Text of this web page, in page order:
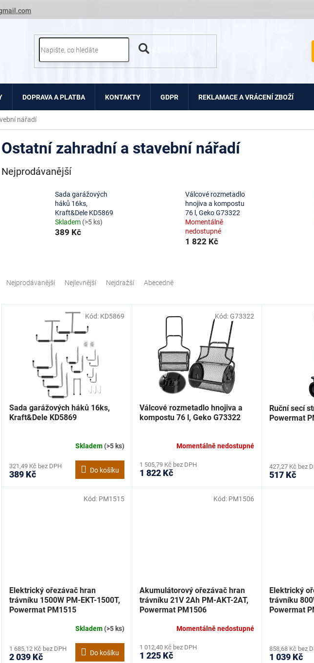
DOPRAVA A PLATBA KONTAKTY GDPR REKLAMACE A VRÁCENÍ ZBOŽÍ
nářadí
Ostatní zahradní a stavební nářadí
Nejprodávanější
Sada garážových
háků 16ks,
Kraft&Dele KD5869
Skladem (>5 ks)
389 Kč
Válcové rozmetadlo
hnojiva a kompostu
76 l, Geko G73322
Momentálně
nedostupné
1 822 Kč
e
Nejprodávanější Nejlevnější Nejdražší Abecedně
Sada garážových háků 16ks,
Kraft&Dele KD5869
Skladem(>5 ks)
321,49 Kč bez DPH
389 Kč Do košíku
Kód: KD5869
Válcové rozmetadlo hnojiva a
kompostu 76 l, Geko G73322
Momentálně nedostupné
1 505,79 Kč bez DPH
1 822 Kč
Kód: G73322
Ruční secí
Powermat
427,27 Kč bez
517 Kč
Elektrický ořezávač hran
trávníku 1500W PM-EKT-1500T,
Powermat PM1515
Skladem(>5 ks)
1 685,12 Kč bez DPH
2 039 Kč Do košíku
Kód: PM1515
Akumulátorový ořezávač hran
trávníku 21V 2Ah PM-AKT-2AT,
Powermat PM1506
Momentálně nedostupné
1 012,40 Kč bez DPH
1 225 Kč
Kód: PM1506
Elektrický
trávníku
Powermat
858,68 Kč bez
1 039 Kč